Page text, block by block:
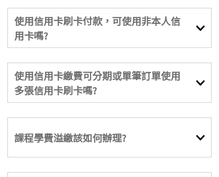
使用信用卡刷卡付款，可使用非本人信
用卡嗎?
使用信用卡繳費可分期或單筆訂單使用
多張信用卡刷卡嗎?
課程學費溢繳該如何辦理?